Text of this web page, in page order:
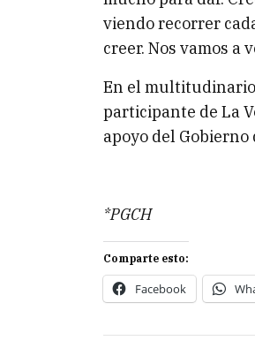
viendo recorrer
creer. Nos vamos a
En el
participante de La
apoyo del
*PGCH
Comparte esto:
Facebook